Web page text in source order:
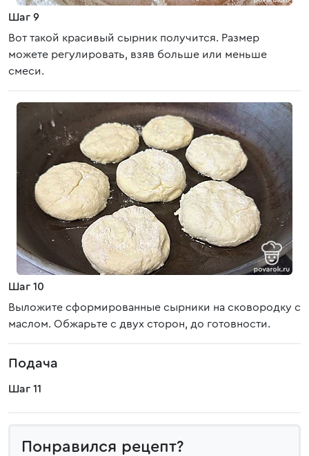
Шаг 9
Вот такой красивый сырник получится. Размер
можете регулировать, взяв больше или меньше
смеси.
Шаг 10
Выложите сформированные сырники на сковородку с
маслом. Обжарьте с двух сторон, до готовности.
Подача
Шаг 11
Понравился рецепт?